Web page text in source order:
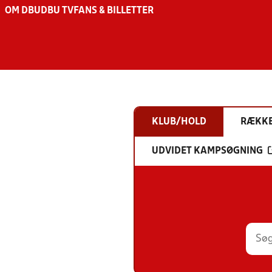
OM DBU DBU TV FANS & BILLETTER
KLUB/HOLD
UDVIDET KAMPSØGNING